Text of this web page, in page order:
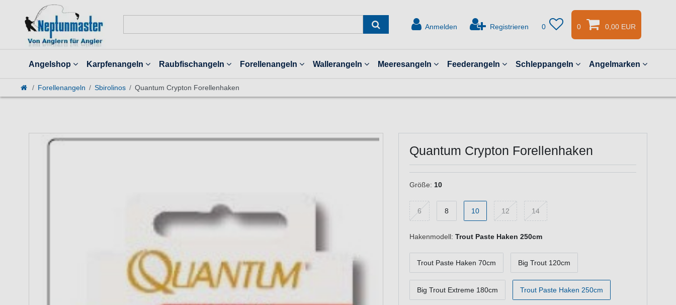
Anmelden Registrieren 0 0 0,00 EUR
Angelshop Karpfenangeln Raubfischangeln Forellenangeln Wallerangeln Meeresangeln Feederangeln Schleppangeln Angelmarken
Forellenangeln Sbirolinos Quantum Crypton Forellenhaken
Quantum Crypton Forellenhaken
Größe: 10
6 8 10 12 14
Hakenmodell: Trout Paste Haken 250cm
Trout Paste Haken 70cm Big Trout 120cm
Big Trout Extreme 180cm Trout Paste Haken 250cm